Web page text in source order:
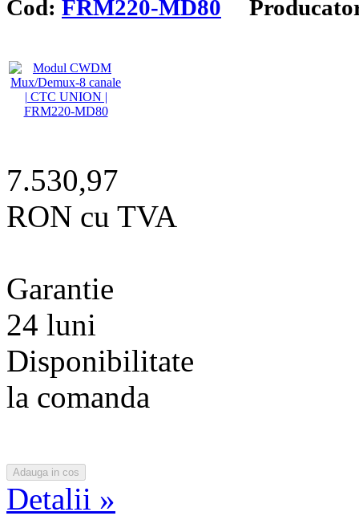
Cod: FRM220-MD80
7.530,97
RON cu TVA
Garantie
24 luni
Disponibilitate
la comanda
Detalii »